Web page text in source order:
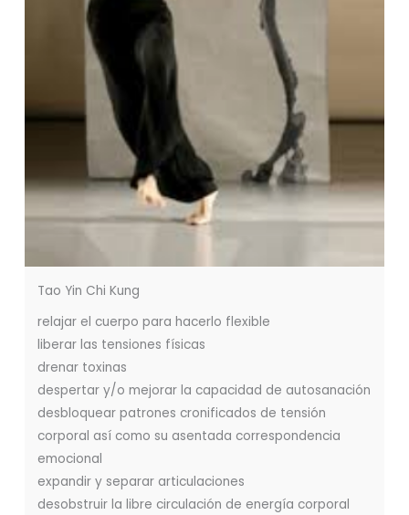
Tao Yin Chi Kung
relajar el cuerpo para hacerlo flexible
liberar las tensiones físicas
drenar toxinas
despertar y/o mejorar la capacidad de autosanación
desbloquear patrones cronificados de tensión
corporal así como su asentada correspondencia
emocional
expandir y separar articulaciones
desobstruir la libre circulación de energía corporal